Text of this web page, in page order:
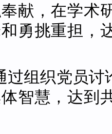
献，在学术
勇挑重担，
组织党员讨
智慧，达到